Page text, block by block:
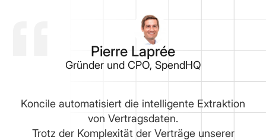
Pierre Laprée
Gründer und CPO, SpendHQ
Koncile automatisiert die intelligente Extraktion
von Vertragsdaten.
Trotz der Komplexität der Verträge unserer